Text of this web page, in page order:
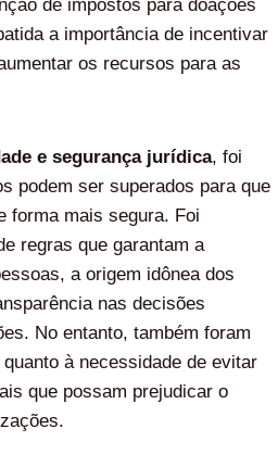
de impostos para doações
a importância de incentivar
os recursos para as
e segurança jurídica, foi
podem ser superados para que
forma mais segura. Foi
regras que garantam a
a origem idônea dos
nas decisões
No entanto, também foram
à necessidade de evitar
que possam prejudicar o